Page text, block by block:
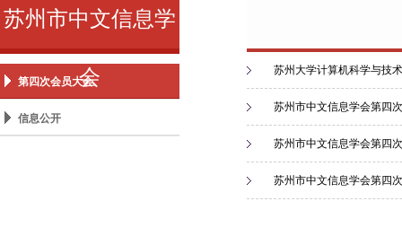
苏州市中文信息学
会
第四次会员大会
信息公开
苏州大学计算机科学与技
苏州市中文信息学会第四
苏州市中文信息学会第四
苏州市中文信息学会第四